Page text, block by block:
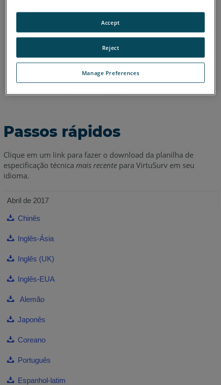
Passos rápidos
Clique em um link para fazer o download da planilha de
especificação técnica mais recentepara VirtuSurv em seu
idioma.
Abril de 2017
Chinês
Inglês-Ásia
Inglês (UK)
Inglês-EUA
Alemão
Japonês
Coreano
Português
Espanhol-latim
Manage Preferences
Reject
Accept